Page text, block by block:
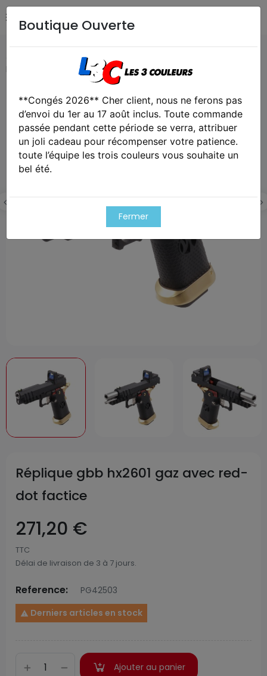
Airsoft / Paintball
Réplique gbb hx2601 gaz avec red-dot factice
Exclusivité web !
Réplique gbb hx2601 gaz avec red-
dot factice
271,20 €
TTC
Délai de livraison de 3 à 7 jours.
Reference: PG42503
 Derniers articles en stock
Ajouter au panier
Boutique Ouverte
**Congés 2026** Cher client, nous ne ferons pas
d’envoi du 1er au 17 août inclus. Toute commande
passée pendant cette période se verra, attribuer
un joli cadeau pour récompenser votre patience.
toute l’équipe les trois couleurs vous souhaite un
bel été.
Fermer